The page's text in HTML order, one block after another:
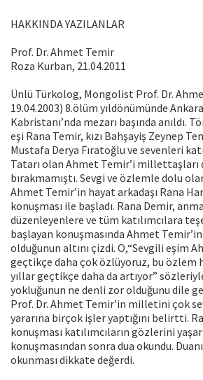
HAKKINDA YAZILANLAR
Prof. Dr. Ahmet Temir
Roza Kurban, 21.04.2011
Ünlü Türkolog, Mongolist Prof. Dr.
19.04.2003) 8.ölüm yıldönümünde
Kabristanı’nda mezarı başında anıldı.
eşi Rana Temir, kızı Bahşayiş Zeynep
Mustafa Derya Fıratoğlu ve sevenleri
Tatarı olan Ahmet Temir’i millettaşları
bırakmamıştı. Sevgi ve özlemle dolu
Ahmet Temir’in hayat arkadaşı Rana
konuşması ile başladı. Rana Demir,
düzenleyenlere ve tüm katılımcılara
başlayan konuşmasında Ahmet
olduğunun altını çizdi. O,“Sevgili eşim
geçtikçe daha çok özlüyoruz, bu özlem
yıllar geçtikçe daha da artıyor”
yokluğunun ne denli zor olduğunu dile
Prof. Dr. Ahmet Temir’in milletini çok
yararına birçok işler yaptığını belirtti.
konuşması katılımcıların gözlerini
konuşmasından sonra dua okundu.
okunması dikkate değerdi.